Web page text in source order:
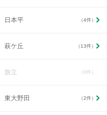
日本平 （4件）
萩ケ丘 （13件）
旗立 （0件）
東大野田 （2件）